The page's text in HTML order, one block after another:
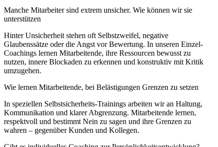
Manche Mitarbeiter sind extrem unsicher. Wie können wir sie
unterstützen
Hinter Unsicherheit stehen oft Selbstzweifel, negative
Glaubenssätze oder die Angst vor Bewertung. In unseren Einzel-
Coachings lernen Mitarbeitende, ihre Ressourcen bewusst zu
nutzen, innere Blockaden zu erkennen und konstruktiv mit Kritik
umzugehen.
Wie lernen Mitarbeitende, bei Belästigungen Grenzen zu setzen
In speziellen Selbstsicherheits-Trainings arbeiten wir an Haltung,
Kommunikation und klarer Abgrenzung. Mitarbeitende lernen,
respektvoll und bestimmt Nein zu sagen und ihre Grenzen zu
wahren – gegenüber Kunden und Kollegen.